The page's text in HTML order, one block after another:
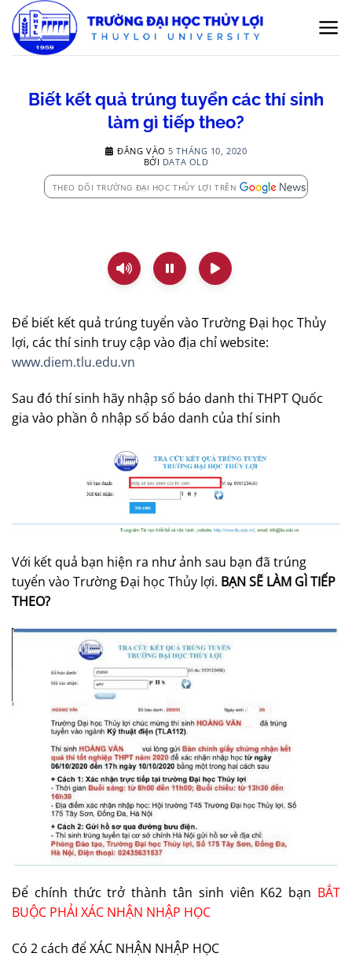
qua
nội
Biết kết quả trúng tuyển các thí sinh
làm gì tiếp theo?
ĐĂNG VÀO 5 THÁNG 10, 2020
BỞI DATA OLD
THEO DÕI TRƯỜNG ĐẠI HỌC THỦY LỢI TRÊN
Để biết kết quả trúng tuyển vào Trường Đại học Thủy
lợi, các thí sinh truy cập vào địa chỉ website:
www.diem.tlu.edu.vn
Sau đó thí sinh hãy nhập số báo danh thi THPT Quốc
gia vào phần ô nhập số báo danh của thí sinh
Với kết quả bạn hiện ra như ảnh sau bạn đã trúng
tuyển vào Trường Đại học Thủy lợi. BẠN SẼ LÀM GÌ TIẾP
THEO?
Để chính thức trở thành tân sinh viên K62 bạn BẮT
BUỘC PHẢI XÁC NHẬN NHẬP HỌC
Có 2 cách để XÁC NHẬN NHẬP HỌC